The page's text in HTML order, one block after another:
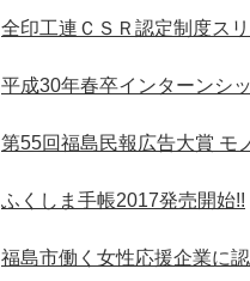
全印工連ＣＳＲ認定制度ス
平成30年春卒インターンシ
第55回福島民報広告大賞 モ
ふくしま手帳2017発売開始!!
福島市働く女性応援企業に